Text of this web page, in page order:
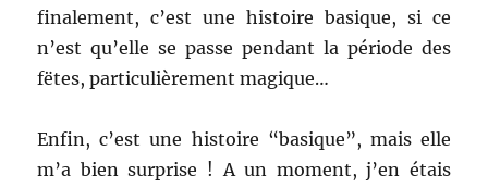
finalement, c’est une histoire basique, si ce
n’est qu’elle se passe pendant la période des
fëtes, particulièrement magique…
Enfin, c’est une histoire “basique”, mais elle
m’a bien surprise ! A un moment, j’en étais